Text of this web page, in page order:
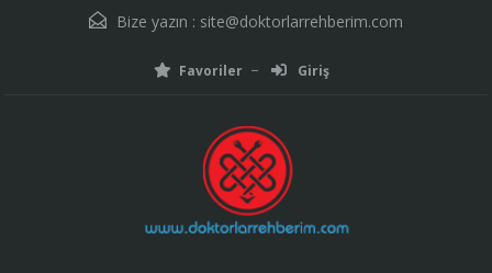
Bize yazın : site@doktorlarrehberim.com
Favoriler Giriş